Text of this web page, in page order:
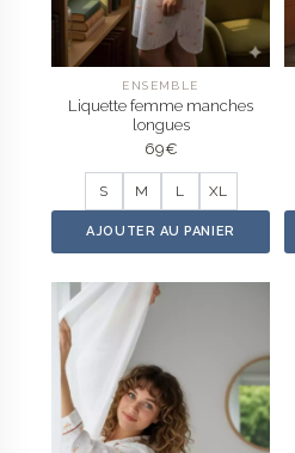
ENSEMBLE
Liquette femme manches
longues
69€
S M L XL
AJOUTER AU PANIER